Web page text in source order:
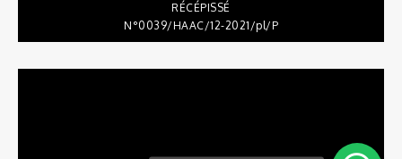
RÉCÉPISSÉ
N°0039/HAAC/12-2021/pl/P